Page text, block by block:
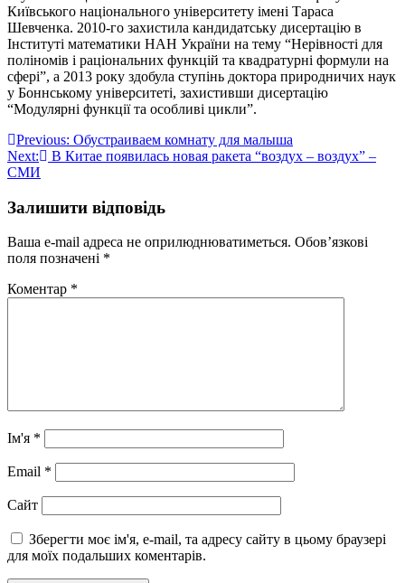
Київського національного університету імені Тараса
Шевченка. 2010-го захистила кандидатську дисертацію в
Інституті математики НАН України на тему “Нерівності для
поліномів і раціональних функцій та квадратурні формули на
сфері”, а 2013 року здобула ступінь доктора природничих наук
у Боннському університеті, захистивши дисертацію
“Модулярні функції та особливі цикли”.
Навігація
записів
Previous: Обустраиваем комнату для малыша
Next:
В Китае появилась новая ракета “воздух – воздух” –
СМИ
Залишити відповідь
Ваша e-mail адреса не оприлюднюватиметься. Обов’язкові
поля позначені *
Коментар *
Ім'я *
Email *
Сайт
Зберегти моє ім'я, e-mail, та адресу сайту в цьому браузері
для моїх подальших коментарів.